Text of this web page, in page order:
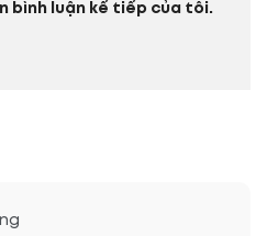
bình luận kế tiếp của tôi.